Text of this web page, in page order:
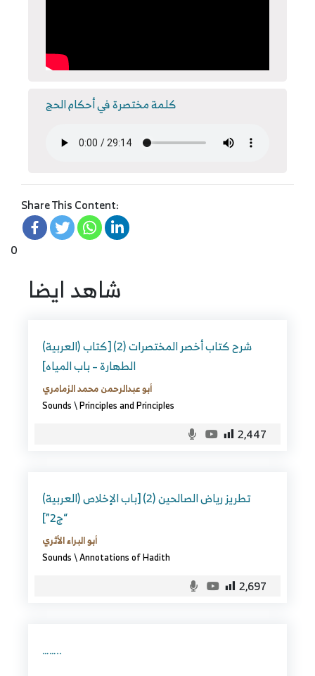
كلمة مختصرة في أحكام الحج
Share This Content:
0
شاهد ايضا
(العربية) شرح كتاب أخصر المختصرات (2) [كتاب
الطهارة – باب المياه]
أبو عبدالرحمن محمد الزمامري
Sounds\Principles and Principles
2,447
(العربية) تطريز رياض الصالحين (2) [باب الإخلاص
“ج2”]
أبو البراء الأثري
Sounds\Annotations of Hadith
2,697
……..